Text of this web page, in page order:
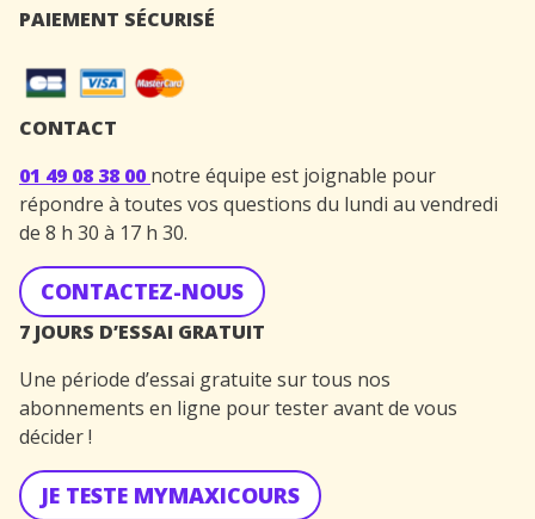
PAIEMENT SÉCURISÉ
CONTACT
01 49 08 38 00 notre équipe est joignable pour
répondre à toutes vos questions du lundi au vendredi
de 8 h 30 à 17 h 30.
CONTACTEZ-NOUS
7 JOURS D’ESSAI GRATUIT
Une période d’essai gratuite sur tous nos
abonnements en ligne pour tester avant de vous
décider !
JE TESTE MYMAXICOURS